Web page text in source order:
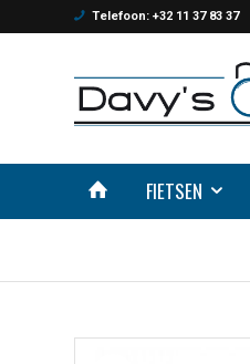
Telefoon: +32 11 37 83 37
FIETSEN